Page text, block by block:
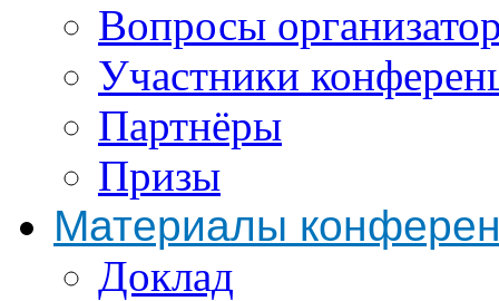
Вопросы
Участники
Партнёры
Призы
Материалы
Доклад